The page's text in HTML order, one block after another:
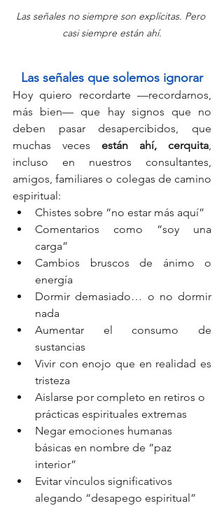
Las señales no siempre son explícitas. Pero
casi siempre están ahí.
Las señales que solemos ignorar
Hoy quiero recordarte —recordarnos,
más bien— que hay signos que no
deben pasar desapercibidos, que
muchas veces están ahí, cerquita,
incluso en nuestros consultantes,
amigos, familiares o colegas de camino
espiritual:
Chistes sobre “no estar más aquí”
Comentarios como “soy una
carga”
Cambios bruscos de ánimo o
energía
Dormir demasiado… o no dormir
nada
Aumentar el consumo de
sustancias
Vivir con enojo que en realidad es
tristeza
Aislarse por completo en retiros o
prácticas espirituales extremas
Negar emociones humanas
básicas en nombre de “paz
interior”
Evitar vínculos significativos
alegando “desapego espiritual”